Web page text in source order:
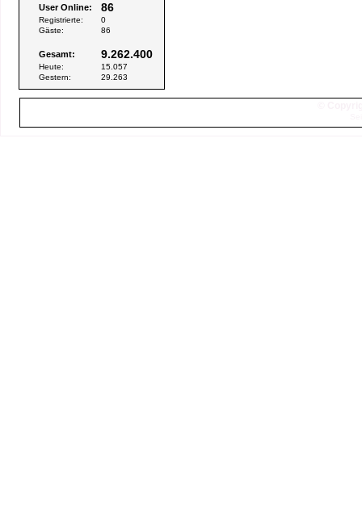
User Online: 86
Registrierte:
0
Gäste:
86
Gesamt: 9.262.400
Heute:
15.057
Gestern:
29.263